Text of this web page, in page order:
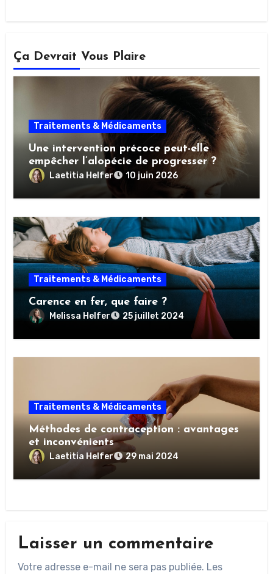
Ça Devrait Vous Plaire
Traitements & Médicaments
Une intervention précoce peut-elle
empêcher l’alopécie de progresser ?
Laetitia Helfer 10 juin 2026
Traitements & Médicaments
Carence en fer, que faire ?
Melissa Helfer 25 juillet 2024
Traitements & Médicaments
Méthodes de contraception : avantages
et inconvénients
Laetitia Helfer 29 mai 2024
Laisser un commentaire
Votre adresse e-mail ne sera pas publiée. Les